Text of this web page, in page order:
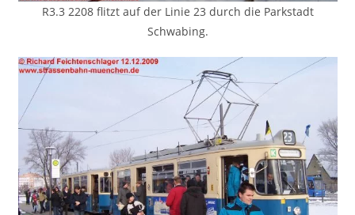
R3.3 2208 flitzt auf der Linie 23 durch die Parkstadt
Schwabing.